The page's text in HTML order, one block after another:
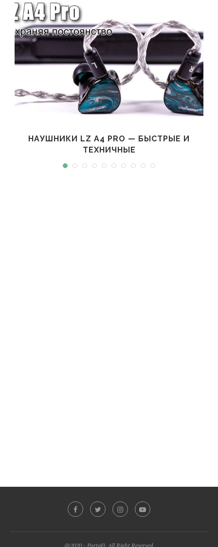
НАУШНИКИ LZ A4 PRO — БЫСТРЫЕ И
ТЕХНИЧНЫЕ
@2020 - PortaFi. All Right Reserved.